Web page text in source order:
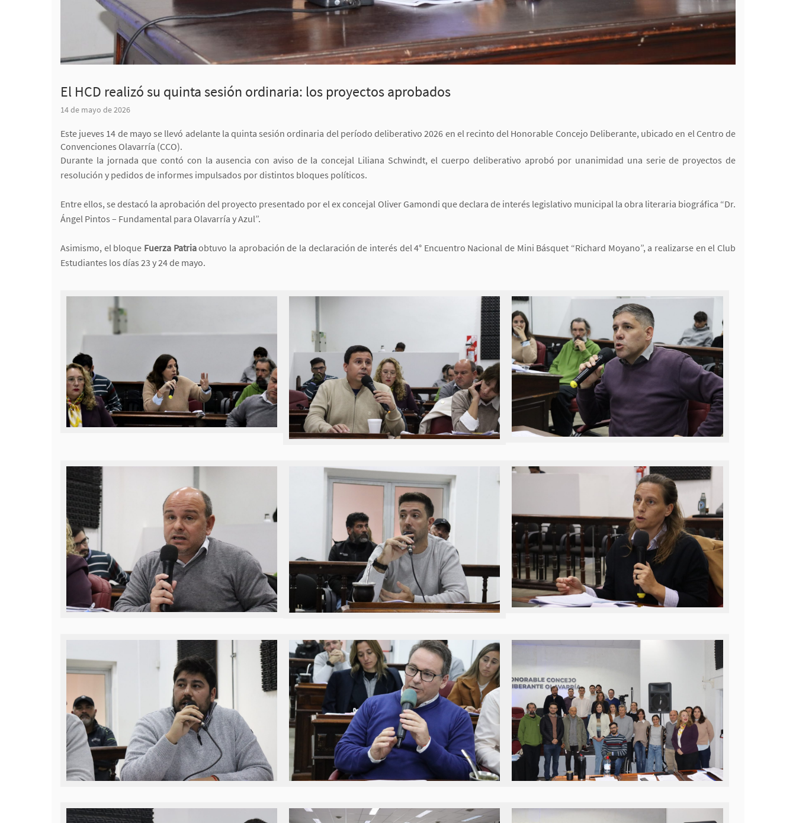
El HCD realizó su quinta sesión ordinaria: los proyectos aprobados
14 de mayo de 2026
Este jueves 14 de mayo se llevó adelante la quinta sesión ordinaria del período deliberativo 2026 en el recinto del Honorable Concejo Deliberante, ubicado en el Centro de
Convenciones Olavarría (CCO).
Durante la jornada que contó con la ausencia con aviso de la concejal Liliana Schwindt, el cuerpo deliberativo aprobó por unanimidad una serie de proyectos de
resolución y pedidos de informes impulsados por distintos bloques políticos.
Entre ellos, se destacó la aprobación del proyecto presentado por el ex concejal Oliver Gamondi que declara de interés legislativo municipal la obra literaria biográfica “Dr.
Ángel Pintos – Fundamental para Olavarría y Azul”.
Asimismo, el bloque Fuerza Patriaobtuvo la aprobación de la declaración de interés del 4° Encuentro Nacional de Mini Básquet “Richard Moyano”, a realizarse en el Club
Estudiantes los días 23 y 24 de mayo.